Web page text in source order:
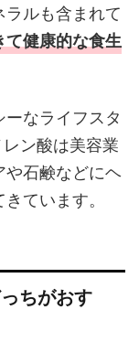
ルも含まれて
健康的な食生
なライフスタ
ン酸は美容業
石鹸などにヘ
ています。
ちがおす